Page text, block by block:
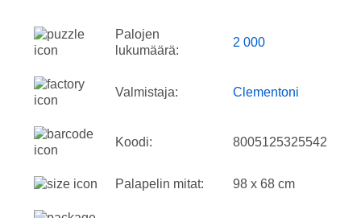
Palojen
lukumäärä:
2 000
Valmistaja: Clementoni
Koodi: 8005125325542
Palapelin mitat: 98 x 68 cm